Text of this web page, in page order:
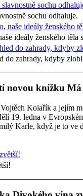
sochu odhaluje.
ideály ženského těla
do zahrady, kdyby
novou knížku Má
Kolařík a jejím
19. ledna v
Karle, když je to ve